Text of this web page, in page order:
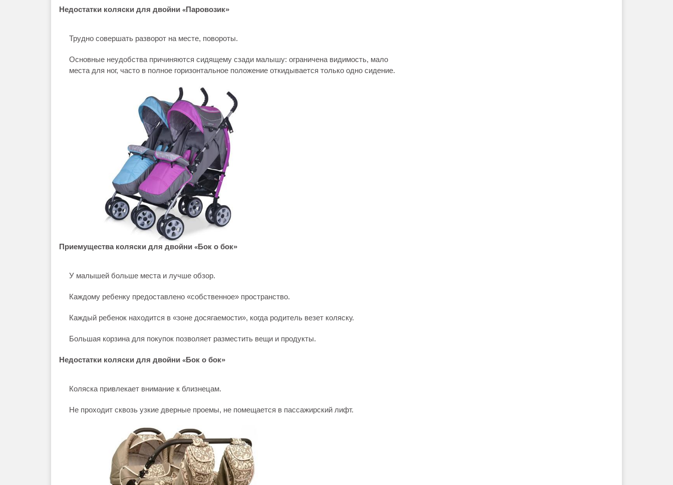
Недостатки коляски для двойни «Паровозик»
Трудно совершать разворот на месте, повороты.
Основные неудобства причиняются сидящему сзади малышу: ограничена видимость, мало
места для ног, часто в полное горизонтальное положение откидывается только одно сидение.
Приемущества коляски для двойни «Бок о бок»
У малышей больше места и лучше обзор.
Каждому ребенку предоставлено «собственное» пространство.
Каждый ребенок находится в «зоне досягаемости», когда родитель везет коляску.
Большая корзина для покупок позволяет разместить вещи и продукты.
Недостатки коляски для двойни «Бок о бок»
Коляска привлекает внимание к близнецам.
Не проходит сквозь узкие дверные проемы, не помещается в пассажирский лифт.